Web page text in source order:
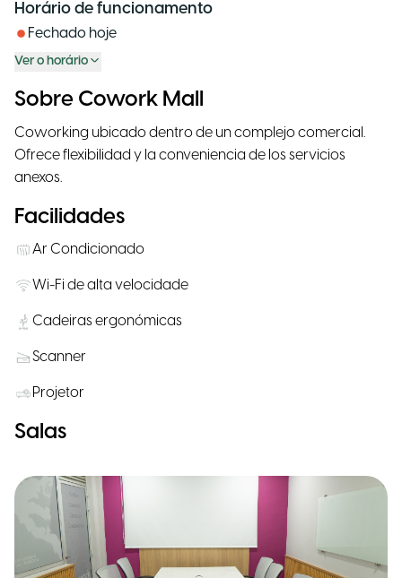
Horário de funcionamento
Fechado hoje
Ver o horário
Sobre Cowork Mall
Coworking ubicado dentro de un complejo comercial.
Ofrece flexibilidad y la conveniencia de los servicios
anexos.
Facilidades
Ar Condicionado
Wi-Fi de alta velocidade
Cadeiras ergonómicas
Scanner
Projetor
Salas